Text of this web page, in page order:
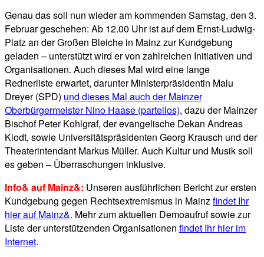
Genau das soll nun wieder am kommenden Samstag, den 3.
Februar geschehen: Ab 12.00 Uhr ist auf dem Ernst-Ludwig-
Platz an der Großen Bleiche in Mainz zur Kundgebung
geladen – unterstützt wird er von zahlreichen Initiativen und
Organisationen. Auch dieses Mal wird eine lange
Rednerliste erwartet, darunter Ministerpräsidentin Malu
Dreyer (SPD) und dieses Mal auch der Mainzer
Oberbürgermeister Nino Haase (parteilos), dazu der Mainzer
Bischof Peter Kohlgraf, der evangelische Dekan Andreas
Klodt, sowie Universitätspräsidenten Georg Krausch und der
Theaterintendant Markus Müller. Auch Kultur und Musik soll
es geben – Überraschungen inklusive.
Info& auf Mainz&: Unseren ausführlichen Bericht zur ersten
Kundgebung gegen Rechtsextremismus in Mainzfindet Ihr
hier auf Mainz&. Mehr zum aktuellen Demoaufruf sowie zur
Liste der unterstützenden Organisationen findet Ihr hier im
Internet.